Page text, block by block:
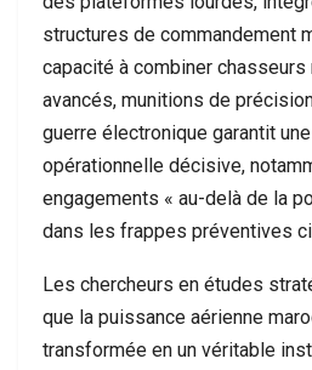
structures de commandement
capacité à combiner
avancés, munitions de
guerre électronique garantit
opérationnelle décisive,
engagements « au-delà de la
dans les frappes préventives
Les chercheurs en études
que la puissance aérienne
transformée en un véritable